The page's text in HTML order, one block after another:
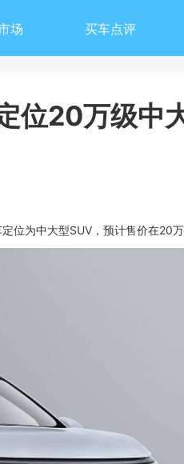
场 买车点评
位20万级中
位为中大型SUV，预计售价在20万